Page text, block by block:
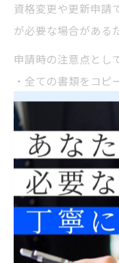
資格変更や更新申請
が必要な場合がある
申請時の注意点とし
・全ての書類をコピ
・証明写真や添付資
・申請内容に変更が
する
などが挙げられます
された事例も多く、
する必要が生じるた
す。